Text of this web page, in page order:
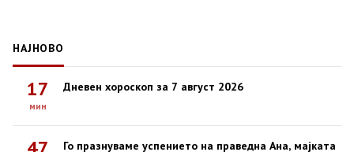
НАЈНОВО
17
мин
Дневен хороскоп за 7 август 2026
Го празнуваме успението на праведна Ана, мајката